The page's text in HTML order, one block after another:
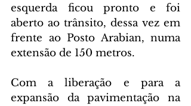
esquerda ficou pronto e foi
aberto ao trânsito, dessa vez em
frente ao Posto Arabian, numa
extensão de 150 metros.
Com a liberação e para a
expansão da pavimentação na